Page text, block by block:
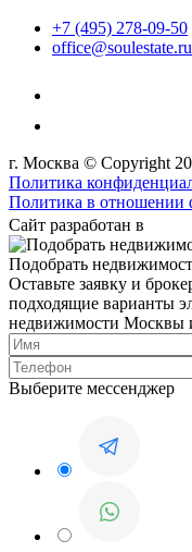
+7 (495) 278-09-50
office@soulestate.ru
г. Москва © Copyright
Политика
Политика в отношении
Сайт разработан в
Подобрать
Оставьте заявку и
подходящие варианты
недвижимости Москвы
Выберите мессенджер